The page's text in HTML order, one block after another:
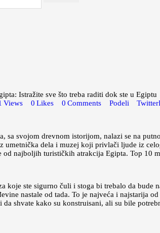
Istražite sve što treba raditi dok ste u Egiptu
Views 0 Likes 0 Comments Podeli Twitter
sa svojom drevnom istorijom, nalazi se na
umetnička dela i muzej koji privlači ljude iz
od najboljih turističkih atrakcija Egipta. Top 10
koje ste sigurno čuli i stoga bi trebalo da bude
nastale od tada. To je najveća i najstarija
da shvate kako su konstruisani, ali su bile